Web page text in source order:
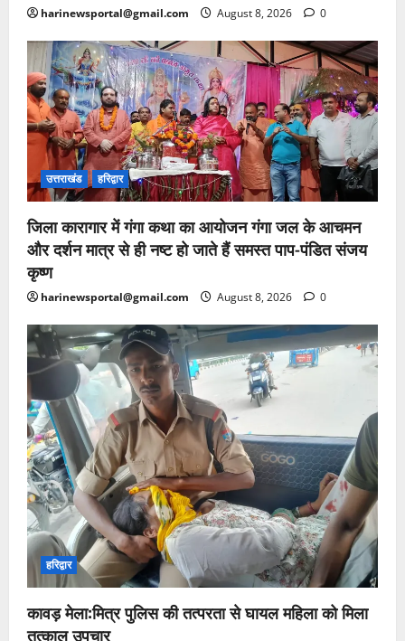
harinewsportal@gmail.com August 8, 2026 0
उत्तराखंड हरिद्वार
जिला कारागार में गंगा कथा का आयोजन गंगा जल के आचमन
और दर्शन मात्र से ही नष्ट हो जाते हैं समस्त पाप-पंडित संजय
कृष्ण
harinewsportal@gmail.com August 8, 2026 0
हरिद्वार
कावड़ मेला:मित्र पुलिस की तत्परता से घायल महिला को मिला
तत्काल उपचार